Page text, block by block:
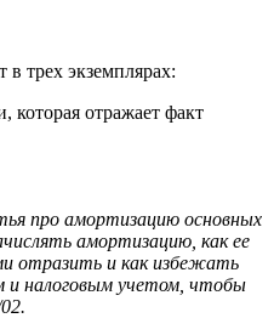
трех экземплярах:
которая отражает факт
про амортизацию основных
амортизацию, как ее
отразить и как избежать
и налоговым учетом, чтобы